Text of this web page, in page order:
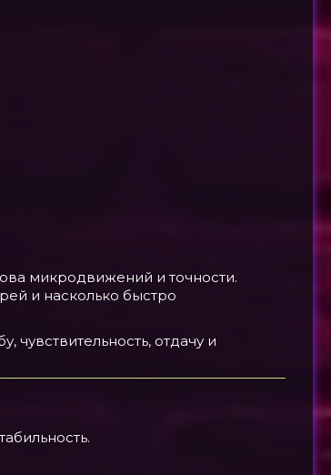
микродвижений и точности.
и насколько быстро
чувствительность, отдачу и